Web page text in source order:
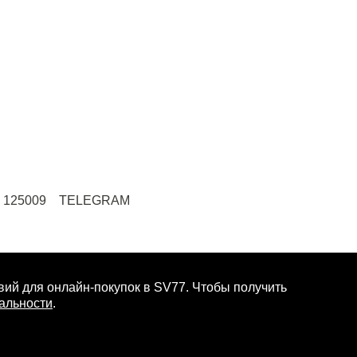
125009 TELEGRAM
для онлайн-покупок в SV77. Чтобы получить
.